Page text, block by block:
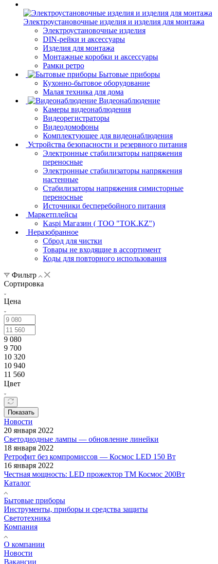
Электроустановочные изделия и изделия для монтажа
Электроустановочные изделия
DIN-рейки и аксессуары
Изделия для монтажа
Монтажные коробки и аксессуары
Рамки ретро
Бытовые приборы
Кухонно-бытовое оборудование
Малая техника для дома
Видеонаблюдение
Камеры видеонаблюдения
Видеорегистраторы
Видеодомофоны
Комплектующее для видеонаблюдения
Устройства безопасности и резервного питания
Электронные стабилизаторы напряжения
переносные
Электронные стабилизаторы напряжения
настенные
Стабилизаторы напряжения симисторные
переносные
Источники бесперебойного питания
Маркетплейсы
Kaspi Магазин ( ТОО "TOK.KZ")
Неразобранное
Сброд для чистки
Товары не входящие в ассортимент
Коды для повторного использования
Фильтр
Сортировка
Цена
9 080
9 700
10 320
10 940
11 560
Цвет
Показать
Новости
20 января 2022
Светодиодные лампы — обновление линейки
18 января 2022
Ретрофит без компромиссов — Космос LED 150 Вт
16 января 2022
Честная мощность: LED прожектор ТМ Космос 200Вт
Каталог
Бытовые приборы
Инструменты, приборы и средства защиты
Светотехника
Компания
О компании
Новости
Вакансии